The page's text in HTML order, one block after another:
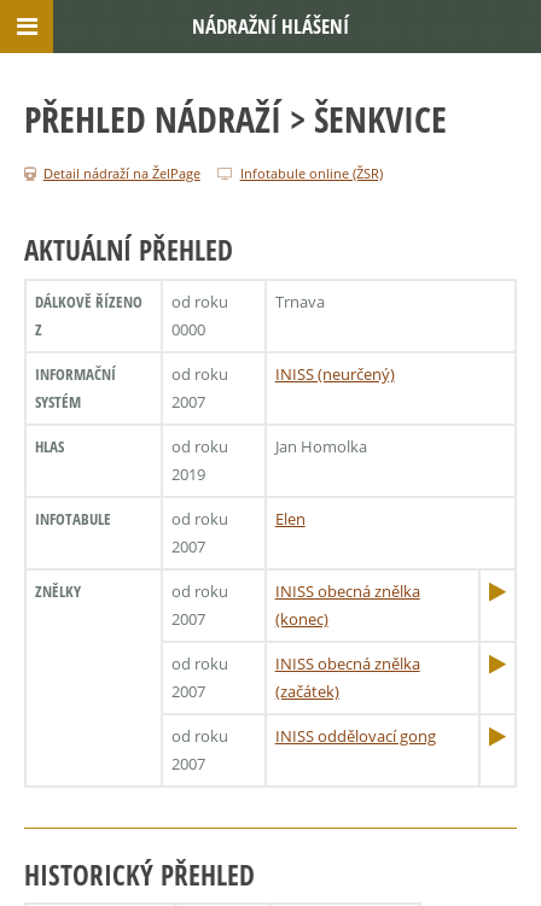
PŘEHLED NÁDRAŽÍ > ŠENKVICE
Detail nádraží na ŽelPage Infotabule online (ŽSR)
AKTUÁLNÍ PŘEHLED
DÁLKOVĚ ŘÍZENO
Z
od roku
0000
Trnava
INFORMAČNÍ
SYSTÉM
od roku
2007
INISS (neurčený)
HLAS
od roku
2019
Jan Homolka
INFOTABULE
od roku
2007
Elen
ZNĚLKY
od roku
2007
INISS obecná znělka
(konec)
od roku
2007
INISS obecná znělka
(začátek)
od roku
2007
INISS oddělovací gong
HISTORICKÝ PŘEHLED
NÁDRAŽNÍ HLÁŠENÍ